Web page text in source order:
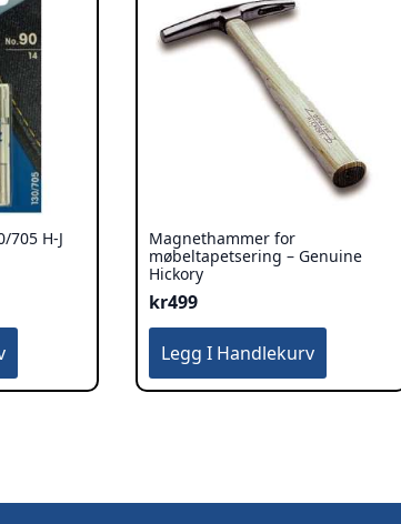
705 H-J
Magnethammer for
møbeltapetsering – Genuine
Hickory
kr499
Legg I Handlekurv